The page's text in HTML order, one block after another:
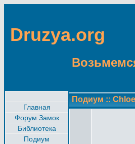
Druzya.org
Главная
Форум Замок
Библиотека
Подиум
Подиум :: Chloe